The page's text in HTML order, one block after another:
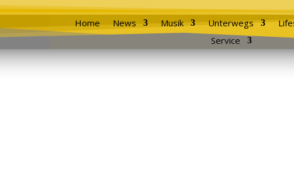
Home News Musik Unterwegs
Service